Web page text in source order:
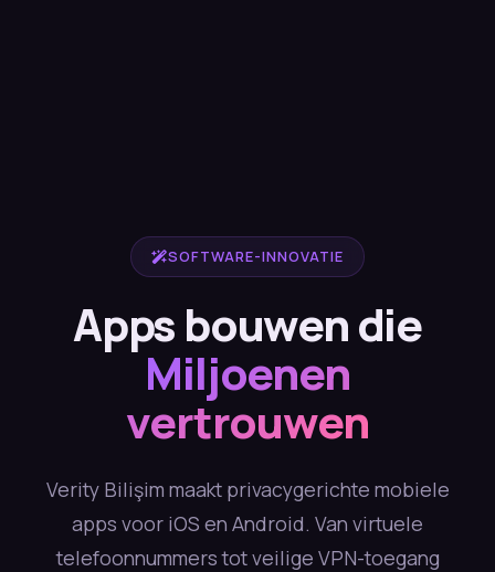
SOFTWARE-INNOVATIE
Apps bouwen die
Miljoenen
vertrouwen
Verity Bilişim maakt privacygerichte mobiele
apps voor iOS en Android. Van virtuele
telefoonnummers tot veilige VPN-toegang